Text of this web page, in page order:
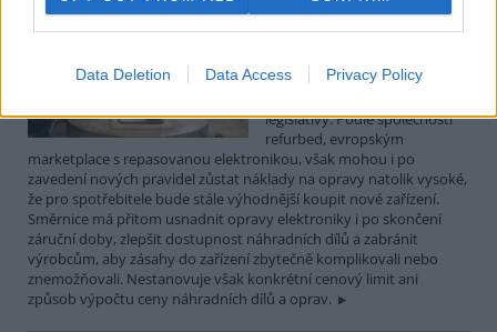
Data Deletion Data Access Privacy Policy
1.8.2026
novou evropskou směrnici o
legislativy. Podle společnosti
refurbed, evropským
marketplace s repasovanou elektronikou, však mohou i po
zavedení nových pravidel zůstat náklady na opravy natolik vysoké,
že pro spotřebitele bude stále výhodnější koupit nové zařízení.
Směrnice má přitom usnadnit opravy elektroniky i po skončení
záruční doby, zlepšit dostupnost náhradních dílů a zabránit
výrobcům, aby zásahy do zařízení zbytečně komplikovali nebo
znemožňovali. Nestanovuje však konkrétní cenový limit ani
způsob výpočtu ceny náhradních dílů a oprav.